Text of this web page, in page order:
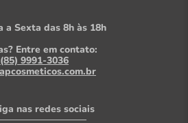
a Sexta das 8h às 18h
Entre em contato:
(85) 9991-3036
nas redes sociais